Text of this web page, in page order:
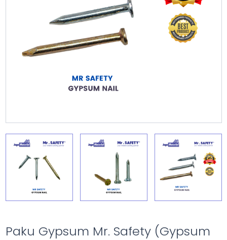
Paku Gypsum Mr. Safety (Gypsum